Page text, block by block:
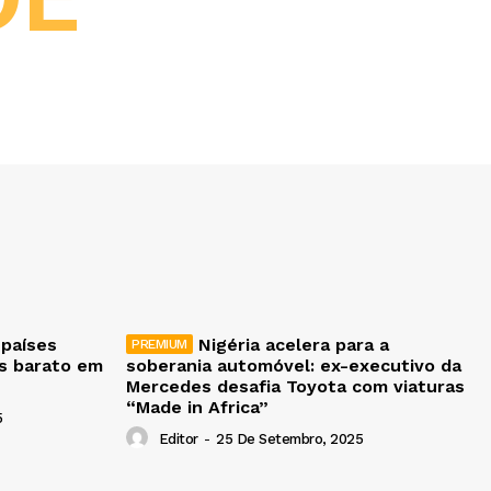
barato em
Nigéria acelera para a
soberania automóvel: ex-executivo da
Mercedes desafia Toyota com viaturas
“Made in Africa”
Editor - 25 De Setembro, 2025